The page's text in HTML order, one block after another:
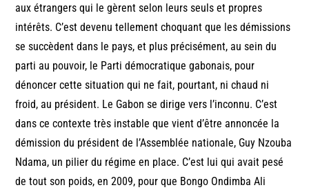
aux étrangers qui le gèrent selon leurs seuls et propres
intérêts. C’est devenu tellement choquant que les démissions
se succèdent dans le pays, et plus précisément, au sein du
parti au pouvoir, le Parti démocratique gabonais, pour
dénoncer cette situation qui ne fait, pourtant, ni chaud ni
froid, au président. Le Gabon se dirige vers l’inconnu. C’est
dans ce contexte très instable que vient d’être annoncée la
démission du président de l’Assemblée nationale, Guy Nzouba
Ndama, un pilier du régime en place. C’est lui qui avait pesé
de tout son poids, en 2009, pour que Bongo Ondimba Ali